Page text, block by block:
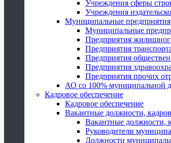
Учреждения сферы
Учреждения
Муниципальные предприятия
Муниципальные
Предприятия
Предприятия
Предприятия
Предприятия
Предприятия прочих
АО со 100% муниципальной
Кадровое обеспечение
Кадровое обеспечение
Вакантные должности,
Вакантные должности,
Руководители
Должности